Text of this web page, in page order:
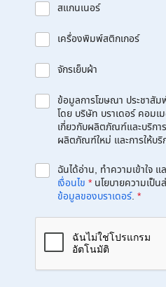
สแกนเนอร์
เครื่องพิมพ์สติกเกอร์
จักรเย็บผ้า
ข้อมูลการโฆษณา ประชาสั
โดย บริษัท บราเดอร์ คอมเ
เกี่ยวกับผลิตภัณฑ์และบริกา
ผลิตภัณฑ์ใหม่ และการให้บริ
ฉันได้อ่าน, ทำความเข้าใจ แ
เงื่อนไข * นโยบายความเป็น
ข้อมูลของบราเดอร์. *